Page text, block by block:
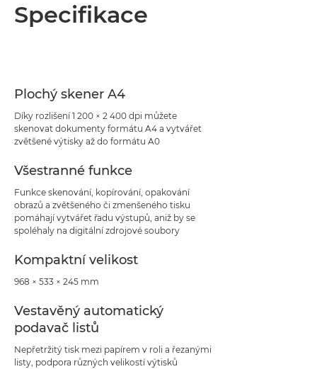
Stažení souboru PDF
Specifikace
Plochý skener A4
Díky rozlišení 1 200 × 2 400 dpi můžete
skenovat dokumenty formátu A4 a vytvářet
zvětšené výtisky až do formátu A0
Všestranné funkce
Funkce skenování, kopírování, opakování
obrazů a zvětšeného či zmenšeného tisku
pomáhají vytvářet řadu výstupů, aniž by se
spoléhaly na digitální zdrojové soubory
Kompaktní velikost
968 × 533 × 245 mm
Vestavěný automatický
podavač listů
Nepřetržitý tisk mezi papírem v roli a řezanými
listy, podpora různých velikostí výtisků